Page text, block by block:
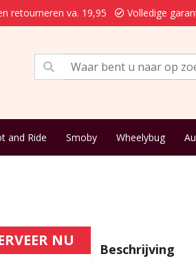
retourneren va. 19,95 Volledige
and Ride Smoby Wheelybug
NU Beschrijving